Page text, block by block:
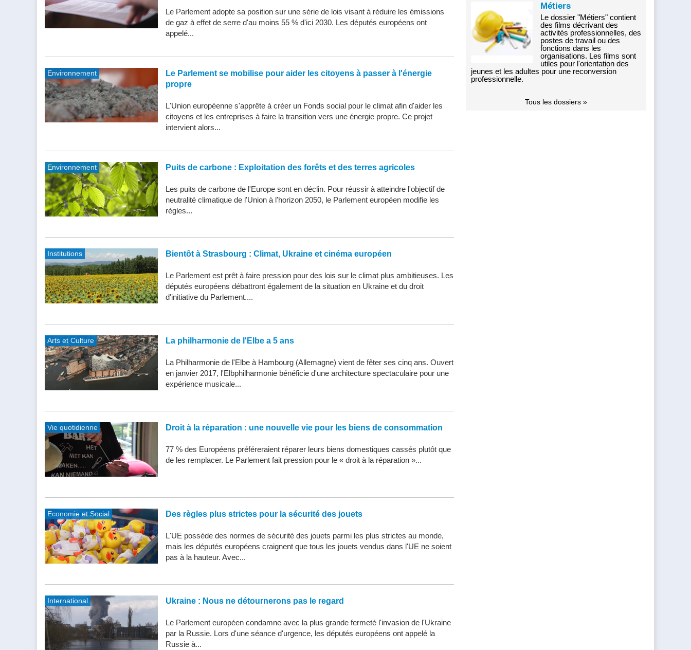
Le Parlement adopte sa position sur une série de lois visant à réduire les émissions
de gaz à effet de serre d'au moins 55 % d'ici 2030. Les députés européens ont
appelé...
Environnement
Le Parlement se mobilise pour aider les citoyens à passer à l'énergie
propre
L'Union européenne s'apprête à créer un Fonds social pour le climat afin d'aider les
citoyens et les entreprises à faire la transition vers une énergie propre. Ce projet
intervient alors...
Environnement Puits de carbone : Exploitation des forêts et des terres agricoles
Les puits de carbone de l'Europe sont en déclin. Pour réussir à atteindre l'objectif de
neutralité climatique de l'Union à l'horizon 2050, le Parlement européen modifie les
règles...
Institutions Bientôt à Strasbourg : Climat, Ukraine et cinéma européen
Le Parlement est prêt à faire pression pour des lois sur le climat plus ambitieuses. Les
députés européens débattront également de la situation en Ukraine et du droit
d'initiative du Parlement....
Arts et Culture La philharmonie de l'Elbe a 5 ans
La Philharmonie de l'Elbe à Hambourg (Allemagne) vient de fêter ses cinq ans. Ouvert
en janvier 2017, l'Elbphilharmonie bénéficie d'une architecture spectaculaire pour une
expérience musicale...
Vie quotidienne Droit à la réparation : une nouvelle vie pour les biens de consommation
77 % des Européens préféreraient réparer leurs biens domestiques cassés plutôt que
de les remplacer. Le Parlement fait pression pour le « droit à la réparation »...
Economie et Social Des règles plus strictes pour la sécurité des jouets
L'UE possède des normes de sécurité des jouets parmi les plus strictes au monde,
mais les députés européens craignent que tous les jouets vendus dans l'UE ne soient
pas à la hauteur. Avec...
International Ukraine : Nous ne détournerons pas le regard
Le Parlement européen condamne avec la plus grande fermeté l'invasion de l'Ukraine
par la Russie. Lors d'une séance d'urgence, les députés européens ont appelé la
Russie à...
Métiers
Le dossier "Métiers" contient
des films décrivant des
activités professionnelles, des
postes de travail ou des
fonctions dans les
organisations. Les films sont
utiles pour l'orientation des
jeunes et les adultes pour une reconversion
professionnelle.
Tous les dossiers »